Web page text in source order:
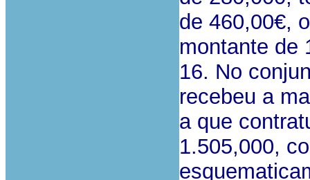
de 460,00€,
montante de
16. No
recebeu a
a que
1.505,000,